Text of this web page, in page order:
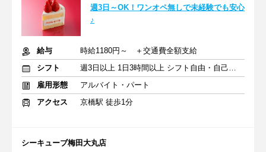
週3日～OK！ワンオペ無しで未経験でも安心
♪
給与
時給1180円～ ＋交通費全額支給
シフト
週3日以上 1日3時間以上 シフト自由・自己申告
雇用形態
アルバイト・パート
アクセス
京橋駅 徒歩1分
シーキューブ梅田大丸店